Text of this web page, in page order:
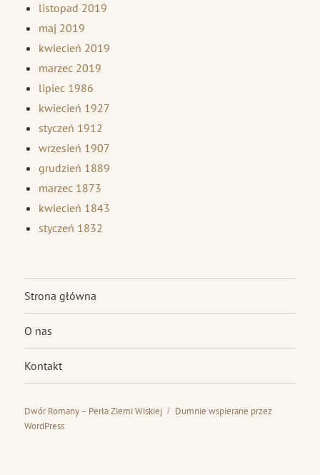
listopad 2019
maj 2019
kwiecień 2019
marzec 2019
lipiec 1986
kwiecień 1927
styczeń 1912
wrzesień 1907
grudzień 1889
marzec 1873
kwiecień 1843
styczeń 1832
Strona główna
O nas
Kontakt
Dwór Romany – Perła Ziemi Wiskiej
Dumnie wspierane przez
WordPress